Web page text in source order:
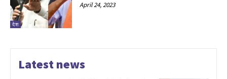
देश
April 24, 2023
Latest news